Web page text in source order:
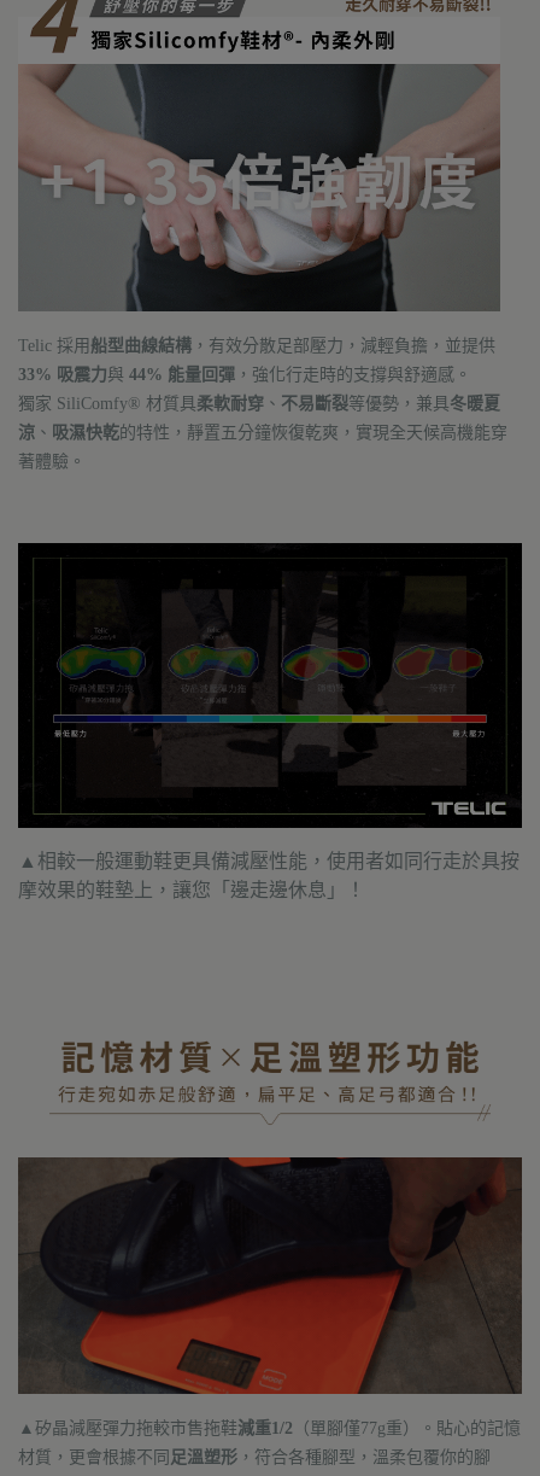
Telic 採用 船型曲線結構 ，有效分散足部壓力，減輕負擔，並提供
33% 吸震力與 44% 能量回彈 ，強化行走時的支撐與舒適感。
獨家 SiliComfy® 材質具柔軟耐穿 、 不易斷裂等優勢，兼具冬暖夏
涼 、 吸濕快乾的特性，靜置五分鐘恢復乾爽，實現全天候高機能穿
著體驗。
▲相較一般運動鞋更具備減壓性能，使用者如同行走於具按
摩效果的鞋墊上，讓您「邊走邊休息」！
▲矽晶減壓彈力拖較市售拖鞋減重1/2 （單腳僅77g重）。 貼心的記憶
材質，更會根據不同 足溫塑形 ，符合各種腳型，溫柔包覆你的腳